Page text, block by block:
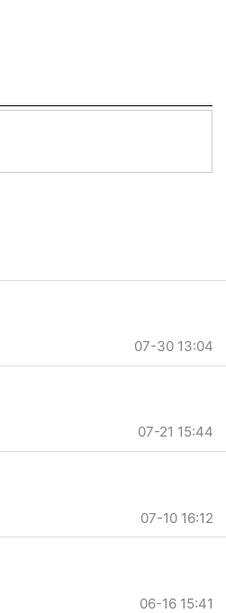
07-30 13:04
07-21 15:44
07-10 16:12
06-16 15:41